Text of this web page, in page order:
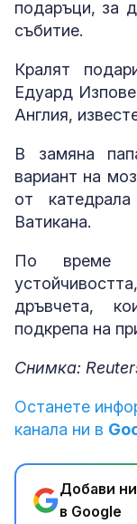
подаръци, за
събитие.
Кралят
Едуард
Англия,
В замяна
вариант на
от
Ватикана.
По време
дръвчета,
подкрепа на
Снимка:
Останете
канала ни в
Добави
в Google